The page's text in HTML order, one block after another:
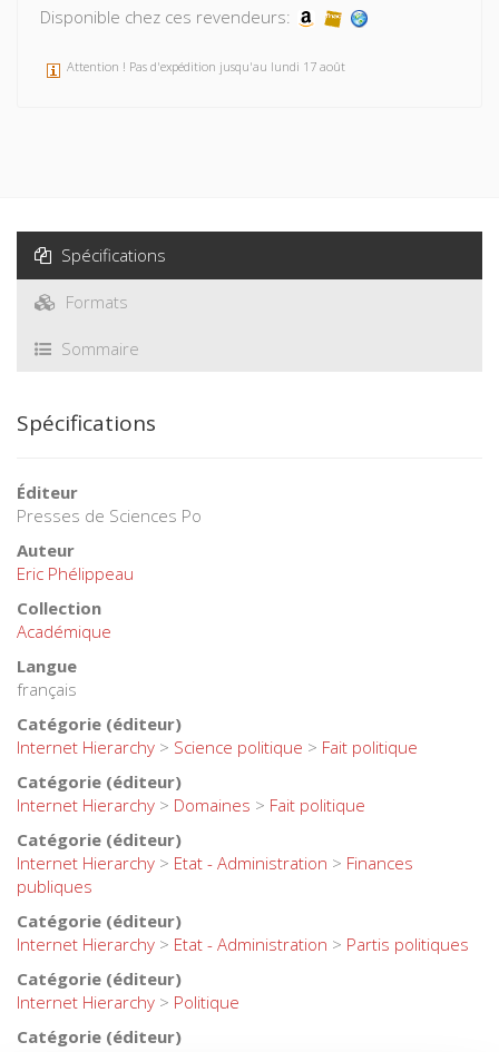
Disponible chez ces revendeurs:
Attention ! Pas d'expédition jusqu'au lundi 17 août
Spécifications
Formats
Sommaire
Spécifications
Éditeur
Presses de Sciences Po
Auteur
Eric Phélippeau
Collection
Académique
Langue
français
Catégorie (éditeur)
Internet Hierarchy > Science politique > Fait politique
Catégorie (éditeur)
Internet Hierarchy > Domaines > Fait politique
Catégorie (éditeur)
Internet Hierarchy > Etat - Administration > Finances
publiques
Catégorie (éditeur)
Internet Hierarchy > Etat - Administration > Partis politiques
Catégorie (éditeur)
Internet Hierarchy > Politique
Catégorie (éditeur)